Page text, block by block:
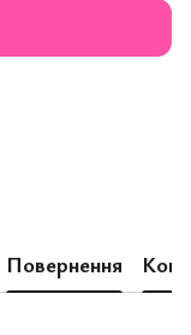
Повернення